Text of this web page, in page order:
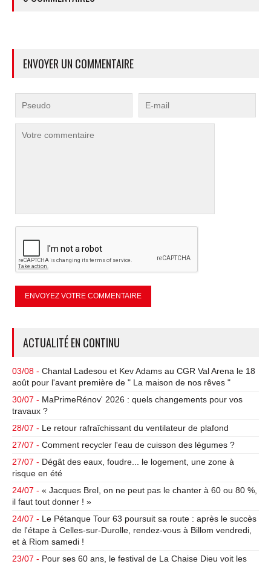
ENVOYER UN COMMENTAIRE
ACTUALITÉ EN CONTINU
03/08 - Chantal Ladesou et Kev Adams au CGR Val Arena le 18
août pour l'avant première de " La maison de nos rêves "
30/07 - MaPrimeRénov' 2026 : quels changements pour vos
travaux ?
28/07 - Le retour rafraîchissant du ventilateur de plafond
27/07 - Comment recycler l'eau de cuisson des légumes ?
27/07 - Dégât des eaux, foudre... le logement, une zone à
risque en été
24/07 - « Jacques Brel, on ne peut pas le chanter à 60 ou 80 %,
il faut tout donner ! »
24/07 - Le Pétanque Tour 63 poursuit sa route : après le succès
de l'étape à Celles-sur-Durolle, rendez-vous à Billom vendredi,
et à Riom samedi !
23/07 - Pour ses 60 ans, le festival de La Chaise Dieu voit les